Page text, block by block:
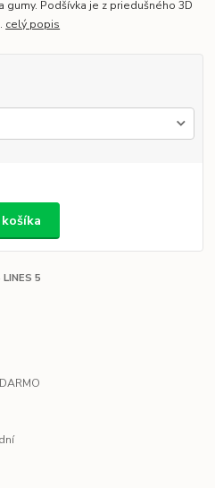
gumy. Podšívka je z priedušného 3D
celý popis
5